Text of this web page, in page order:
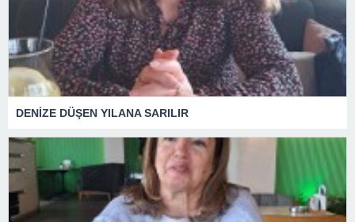
DENİZE DÜŞEN YILANA SARILIR